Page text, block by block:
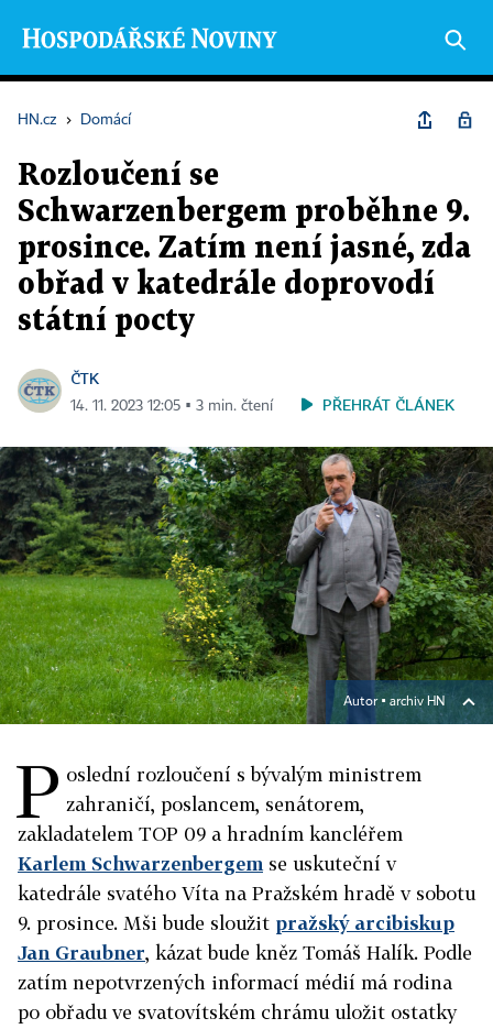
HN.cz › Domácí
Rozloučení se
Schwarzenbergem proběhne 9.
prosince. Zatím není jasné, zda
obřad v katedrále doprovodí
státní pocty
ČTK
14. 11. 2023 12:05 ▪ 3 min. čtení PŘEHRÁT ČLÁNEK
Autor ▪ archiv HN
P oslední rozloučení s bývalým ministrem
zahraničí, poslancem, senátorem,
zakladatelem TOP 09 a hradním kancléřem
Karlem Schwarzenbergem se uskuteční v
katedrále svatého Víta na Pražském hradě v sobotu
9. prosince. Mši bude sloužit pražský arcibiskup
Jan Graubner, kázat bude kněz Tomáš Halík. Podle
zatím nepotvrzených informací médií má rodina
po obřadu ve svatovítském chrámu uložit ostatky